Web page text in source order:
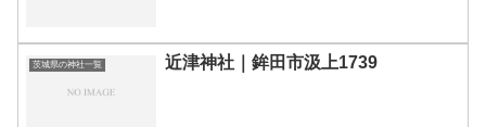
茨城県の神社一覧 近津神社｜鉾田市汲上1739